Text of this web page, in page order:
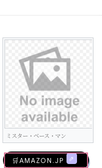
ミスター・ベース・マン
🛒AMAZON.jp